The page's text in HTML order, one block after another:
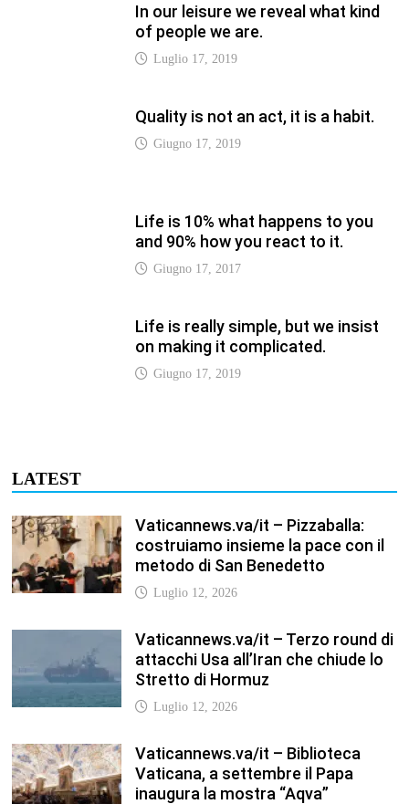
In our leisure we reveal what kind
of people we are.
Luglio 17, 2019
Quality is not an act, it is a habit.
Giugno 17, 2019
Life is 10% what happens to you
and 90% how you react to it.
Giugno 17, 2017
Life is really simple, but we insist
on making it complicated.
Giugno 17, 2019
LATEST
Vaticannews.va/it – Pizzaballa:
costruiamo insieme la pace con il
metodo di San Benedetto
Luglio 12, 2026
Vaticannews.va/it – Terzo round di
attacchi Usa all’Iran che chiude lo
Stretto di Hormuz
Luglio 12, 2026
Vaticannews.va/it – Biblioteca
Vaticana, a settembre il Papa
inaugura la mostra “Aqva”